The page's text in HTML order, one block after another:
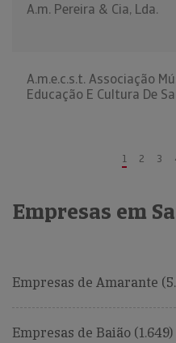
A.m. Pereira & Cia, Lda.
A.m.e.c.s.t. Associação
Educação E Cultura De
1 2 3
Empresas em
Empresas de Amarante
Empresas de Baião (1.649)